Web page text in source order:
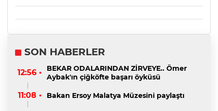
SON HABERLER
12:56 •
BEKAR ODALARINDAN ZİRVEYE.. Ömer
Aybak'ın çiğköfte başarı öyküsü
11:08 • Bakan Ersoy Malatya Müzesini paylaştı